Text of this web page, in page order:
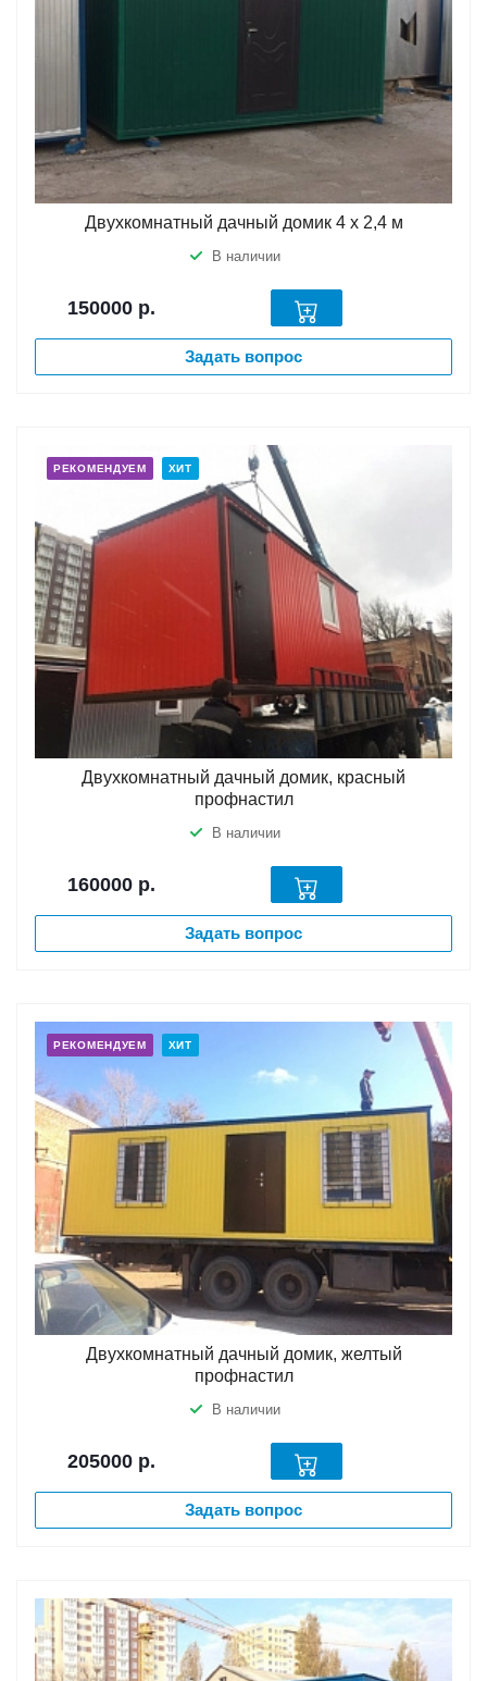
Двухкомнатный дачный домик 4 х 2,4 м
В наличии
150000 р.
Задать вопрос
РЕКОМЕНДУЕМ ХИТ
Двухкомнатный дачный домик, красный
профнастил
В наличии
160000 р.
Задать вопрос
РЕКОМЕНДУЕМ ХИТ
Двухкомнатный дачный домик, желтый
профнастил
В наличии
205000 р.
Задать вопрос